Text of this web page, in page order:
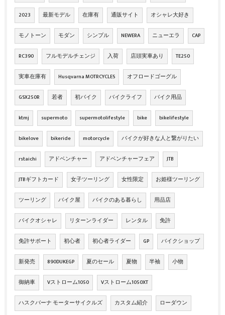
2023 最新モデル 在庫有 通販サイト オシャレ大好き
モノトーン モダン シンプル NEWERA ニューエラ CAP
RC390 フルモデルチェンジ 入荷 店頭実車あり TE250
実車在庫有 Husqvarna MOTRCYCLES オフロードゴーグル
GSX250R 若者 初バイク バイクライフ バイク用品
ktmj supermoto supermotolifestyle bike bikelifestyle
bikelove bikeride motorcycle バイクが好きな人と繋がりたい
rstaichi アドベンチャー アドベンチャーフェア JTB
JTBギフトカード 女子ツーリング 女性限定 お姫様ツーリング
ツーリング バイク屋 バイクのある暮らし 用品店
バイクオシャレ リターンライダー レンタル 免許
免許サポート 初心者 初心者ライダー GP バイクショップ
新発売 890DUKEGP 夏のセール 夏物 半袖 小物
御納車 Vストローム1050 Vストローム1050XT
ハスクバーナ モーターサイクルズ カスタム紹介 ローダウン